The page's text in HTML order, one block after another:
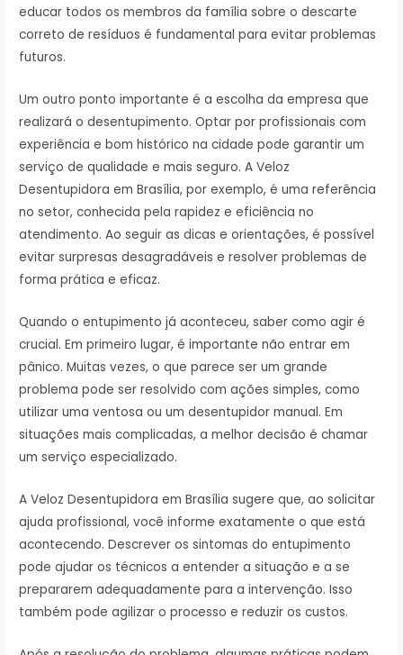
educar todos os membros da família sobre o descarte
correto de resíduos é fundamental para evitar problemas
futuros.
Um outro ponto importante é a escolha da empresa que
realizará o desentupimento. Optar por profissionais com
experiência e bom histórico na cidade pode garantir um
serviço de qualidade e mais seguro. A Veloz
Desentupidora em Brasília, por exemplo, é uma referência
no setor, conhecida pela rapidez e eficiência no
atendimento. Ao seguir as dicas e orientações, é possível
evitar surpresas desagradáveis e resolver problemas de
forma prática e eficaz.
Quando o entupimento já aconteceu, saber como agir é
crucial. Em primeiro lugar, é importante não entrar em
pânico. Muitas vezes, o que parece ser um grande
problema pode ser resolvido com ações simples, como
utilizar uma ventosa ou um desentupidor manual. Em
situações mais complicadas, a melhor decisão é chamar
um serviço especializado.
A Veloz Desentupidora em Brasília sugere que, ao solicitar
ajuda profissional, você informe exatamente o que está
acontecendo. Descrever os sintomas do entupimento
pode ajudar os técnicos a entender a situação e a se
prepararem adequadamente para a intervenção. Isso
também pode agilizar o processo e reduzir os custos.